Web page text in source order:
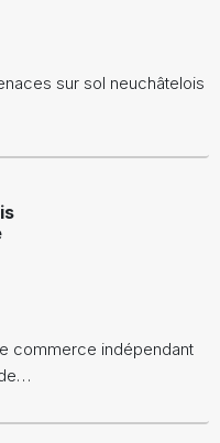
sur sol neuchâtelois
commerce indépendant